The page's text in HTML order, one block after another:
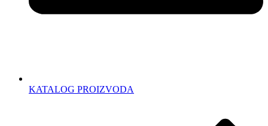
KATALOG PROIZVODA